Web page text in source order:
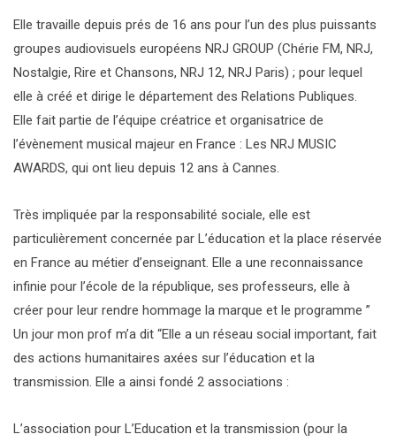
Elle travaille depuis prés de 16 ans pour l’un des plus puissants
groupes audiovisuels européens NRJ GROUP (Chérie FM, NRJ,
Nostalgie, Rire et Chansons, NRJ 12, NRJ Paris) ; pour lequel
elle à créé et dirige le département des Relations Publiques.
Elle fait partie de l’équipe créatrice et organisatrice de
l’évènement musical majeur en France : Les NRJ MUSIC
AWARDS, qui ont lieu depuis 12 ans à Cannes.
Très impliquée par la responsabilité sociale, elle est
particulièrement concernée par L’éducation et la place réservée
en France au métier d’enseignant. Elle a une reconnaissance
infinie pour l’école de la république, ses professeurs, elle à
créer pour leur rendre hommage la marque et le programme ”
Un jour mon prof m’a dit “Elle a un réseau social important, fait
des actions humanitaires axées sur l’éducation et la
transmission. Elle a ainsi fondé 2 associations :
L’association pour L’Education et la transmission (pour la